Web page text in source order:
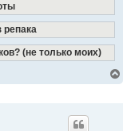
(не только моих)